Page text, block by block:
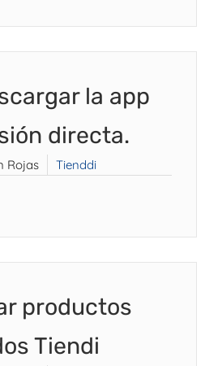
la app
directa.
Rojas Tienddi
productos
Tiendi